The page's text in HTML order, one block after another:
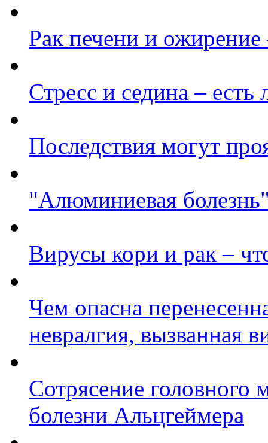
Рак печени и
Стресс и седина – есть
Последствия могут
"Алюминиевая
Вирусы кори и рак –
Чем опасна
невралгия, вызванная
Сотрясение головного
болезни Альцгеймера